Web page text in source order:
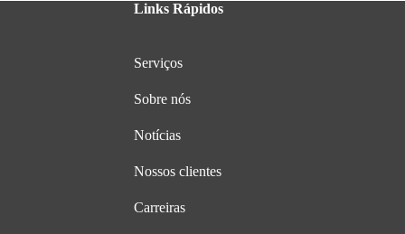
Links Rápidos
Serviços
Sobre nós
Notícias
Nossos clientes
Carreiras